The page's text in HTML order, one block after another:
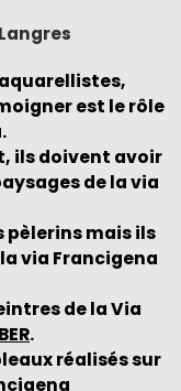
est le rôle
ils doivent avoir
de la via
pèlerins mais ils
via Francigena
de la Via
.
réalisés sur